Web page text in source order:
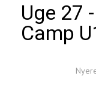
Uge 27
Camp